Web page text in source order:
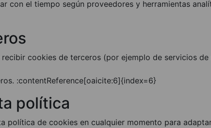
con el tiempo según proveedores y herramientas
cookies de terceros (por ejemplo de servicios
:contentReference[oaicite:6]{index=6}
política
política de cookies en cualquier momento para